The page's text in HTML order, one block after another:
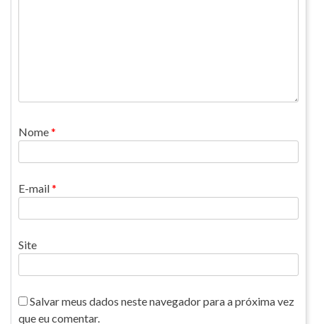
Nome*
E-mail*
Site
Salvar meus dados neste navegador para a próxima vez
que eu comentar.